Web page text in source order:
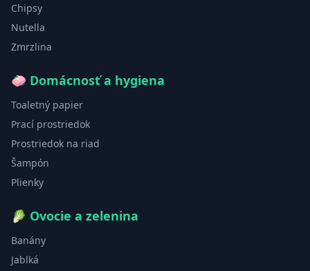
Chipsy
Nutella
Zmrzlina
🧼 Domácnosť a hygiena
Toaletný papier
Prací prostriedok
Prostriedok na riad
Šampón
Plienky
🥬 Ovocie a zelenina
Banány
Jablká